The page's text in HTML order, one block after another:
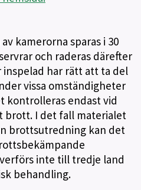
kamerorna sparas i 30
och raderas därefter
inspelad har rätt att ta del
vissa omständigheter
kontrolleras endast vid
brott. I det fall materialet
brottsutredning kan det
inte till tredje land
behandling.